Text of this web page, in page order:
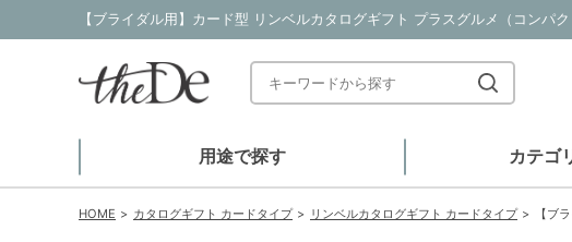
用途で探す カテゴ
HOME カタログギフト カードタイプ リンベルカタログギフト カードタイプ 【ブ